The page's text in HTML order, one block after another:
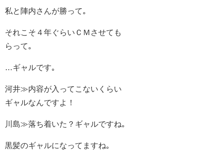
私と陣内さんが勝って｡
それこそ４年ぐらいＣＭさせても
らって｡
…ギャルです｡
河井≫内容が入ってこないくらい
ギャルなんですよ！
川島≫落ち着いた？ギャルですね｡
黒髪のギャルになってますね｡